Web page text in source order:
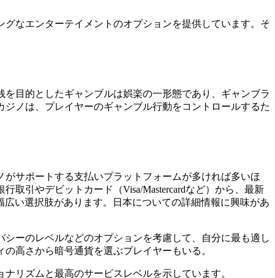
なエンターテイメントのオプションを提供しています。そ
目的としたギャンブルは娯楽の一形態であり、ギャンブラ
ノは、プレイヤーのギャンブル行動をコントロールするた
サポートする支払いプラットフォームが多ければ多いほ
取引やデビットカード（Visa/Mastercardなど）から、最新
広い選択肢があります。日本についての詳細情報に興味があ
ーのレベルなどのオプションを考慮して、自分に最も適し
高さから暗号通貨を選ぶプレイヤーもいる。
リズムと最高のサービスレベルを示しています。